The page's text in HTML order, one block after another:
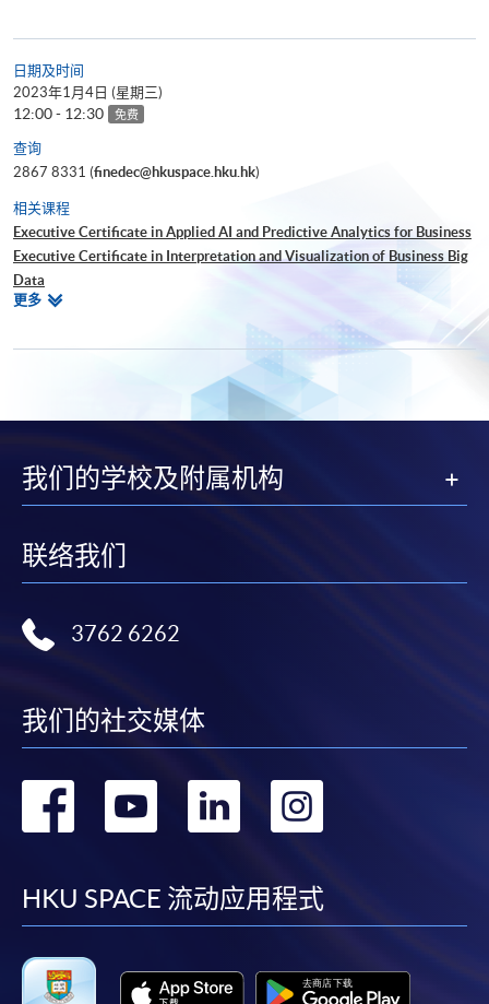
日期及时间
2023年1月4日 (星期三)
12:00 - 12:30 免费
查询
2867 8331 (finedec@hkuspace.hku.hk)
相关课程
Executive Certificate in Applied AI and Predictive Analytics for Business
Executive Certificate in Interpretation and Visualization of Business Big
Data
Executive Certificate in Applications of Blockchain in Financial
Executive Certificate in Financial Decision Making: Big Data and
Executive Diploma in Financial Analytics
Executive Certificate in Big Data and Business Analytics
Executive Certificate in Big Data and Predictive Analytics
更多相
我们的学校及附属机构
联络我们
3762 6262
我们的社交媒体
转
facebook
转
youtube
转
linkedin
HKU SPACE 流动应用程式